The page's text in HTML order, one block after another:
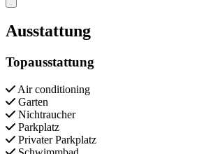
Close modal
Ausstattung
Topausstattung
Air conditioning
Garten
Nichtraucher
Parkplatz
Privater Parkplatz